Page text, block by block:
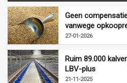
Geen
vanwege
27-01-2026
Ruim 89.000
LBV-plus
21-11-2025